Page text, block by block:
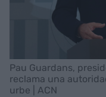
Pau Guardans,
reclama una
urbe | ACN